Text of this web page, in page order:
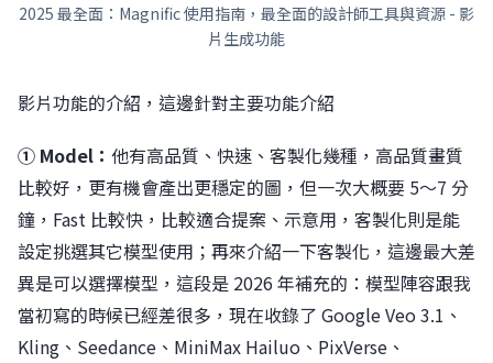
2025 最全面：Magnific 使用指南，最全面的設計師工具與資源 - 影
片生成功能
影片功能的介紹，這邊針對主要功能介紹
① Model： 他有高品質、快速、客製化幾種，高品質畫質
比較好，更有機會產出更穩定的圖，但一次大概要 5～7 分
鐘，Fast 比較快，比較適合提案、示意用，客製化則是能
設定挑選其它模型使用；再來介紹一下客製化，這邊最大差
異是可以選擇模型，這段是 2026 年補充的：模型陣容跟我
當初寫的時候已經差很多，現在收錄了 Google Veo 3.1、
Kling、Seedance、MiniMax Hailuo、PixVerse、